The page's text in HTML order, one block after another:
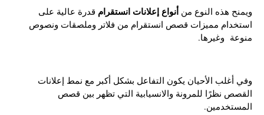
ويمنح هذه النوع منأنواع إعلانات انستقرامقدرة عالية على
استخدام مميزات قصص انستقرام من فلاتر وملصقات ونصوص
منوعة وغيرها.
وفي أغلب الأحيان يكون التفاعل بشكل أكبر مع نمط إعلانات
القصص نظرًا للمرونة والانسيابية التي تظهر بين قصص
المستخدمين.